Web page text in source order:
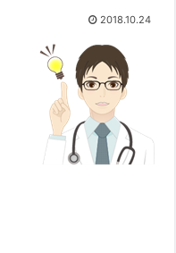
2018.10.24